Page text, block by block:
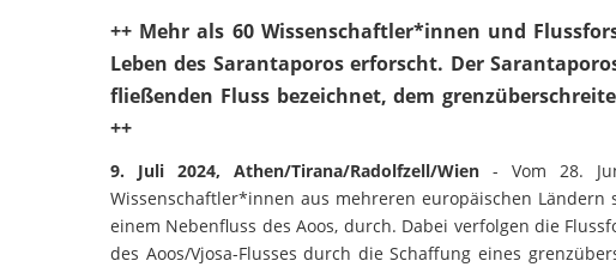
++ Mehr als 60 Wissenschaftler*innen und
Leben des Sarantaporos erforscht. Der
fließenden Fluss bezeichnet, dem
++
9. Juli 2024, Athen/Tirana/Radolfzell/Wien- Vom 28.
Wissenschaftler*innen aus mehreren europäischen Ländern
einem Nebenfluss des Aoos, durch. Dabei verfolgen die
des Aoos/Vjosa-Flusses durch die Schaffung eines